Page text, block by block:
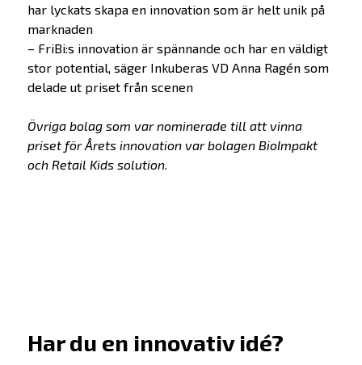
har lyckats skapa en innovation som är helt unik på
marknaden
– FriBi:s innovation är spännande och har en väldigt
stor potential, säger Inkuberas VD Anna Ragén som
delade ut priset från scenen
Övriga bolag som var nominerade till att vinna
priset för Årets innovation var bolagen BioImpakt
och Retail Kids solution.
Har du en innovativ idé?